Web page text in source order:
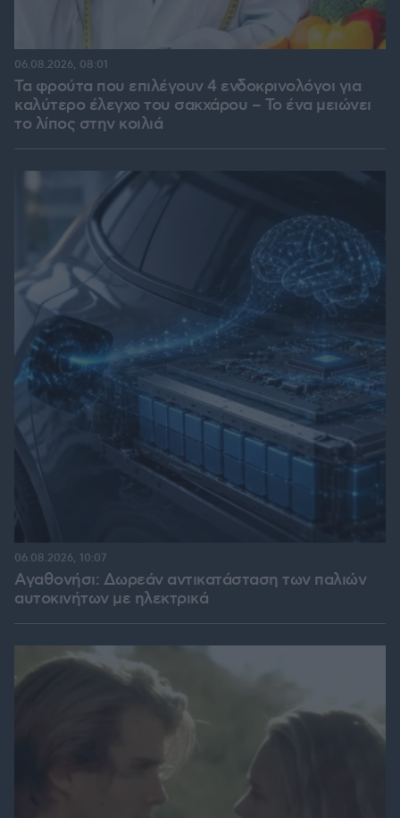
Τα φρούτα που επιλέγουν 4 ενδοκρινολόγοι για
καλύτερο έλεγχο του σακχάρου – Το ένα μειώνει
το λίπος στην κοιλιά
06.08.2026, 08:01
Αγαθονήσι: Δωρεάν αντικατάσταση των παλιών
αυτοκινήτων με ηλεκτρικά
06.08.2026, 10:07